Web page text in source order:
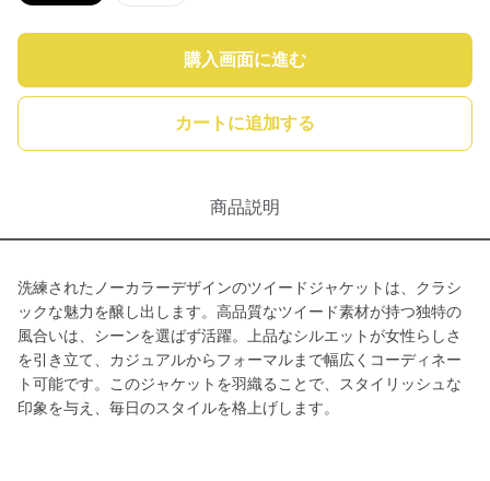
購入画面に進む
カートに追加する
商品説明
洗練されたノーカラーデザインのツイードジャケットは、クラシ
ックな魅力を醸し出します。高品質なツイード素材が持つ独特の
風合いは、シーンを選ばず活躍。上品なシルエットが女性らしさ
を引き立て、カジュアルからフォーマルまで幅広くコーディネー
ト可能です。このジャケットを羽織ることで、スタイリッシュな
印象を与え、毎日のスタイルを格上げします。